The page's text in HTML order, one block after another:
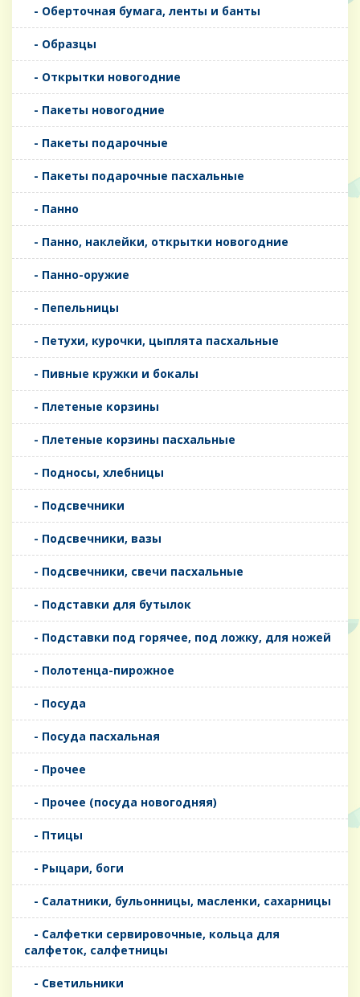
- Оберточная бумага, ленты и банты
- Образцы
- Открытки новогодние
- Пакеты новогодние
- Пакеты подарочные
- Пакеты подарочные пасхальные
- Панно
- Панно, наклейки, открытки новогодние
- Панно-оружие
- Пепельницы
- Петухи, курочки, цыплята пасхальные
- Пивные кружки и бокалы
- Плетеные корзины
- Плетеные корзины пасхальные
- Подносы, хлебницы
- Подсвечники
- Подсвечники, вазы
- Подсвечники, свечи пасхальные
- Подставки для бутылок
- Подставки под горячее, под ложку, для ножей
- Полотенца-пирожное
- Посуда
- Посуда пасхальная
- Прочее
- Прочее (посуда новогодняя)
- Птицы
- Рыцари, боги
- Салатники, бульонницы, масленки, сахарницы
- Салфетки сервировочные, кольца для
салфеток, салфетницы
- Светильники